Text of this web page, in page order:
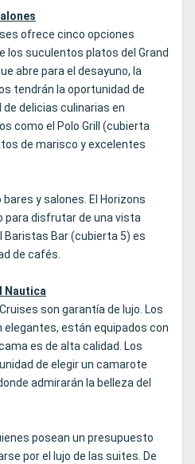
ofrece cinco opciones
los suculentos platos del Grand
abre para el desayuno, la
tendrán la oportunidad de
delicias culinarias en
como el Polo Grill (cubierta
de marisco y excelentes
y salones. El Horizons
para disfrutar de una vista
Baristas Bar (cubierta 5) es
de cafés.
Nautica
son garantía de lujo. Los
están equipados con
es de alta calidad. Los
de elegir un camarote
admirarán la belleza del
posean un presupuesto
por el lujo de las suites. De